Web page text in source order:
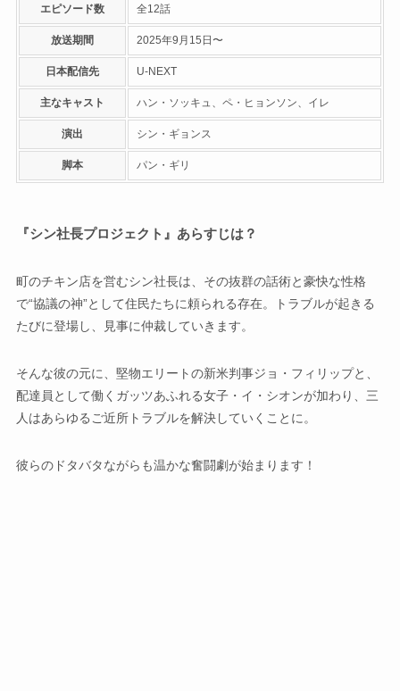
エピソード数 全12話
放送期間 2025年9月15日〜
日本配信先 U-NEXT
主なキャスト ハン・ソッキュ、ペ・ヒョンソン、イレ
演出 シン・ギョンス
脚本 パン・ギリ
『シン社長プロジェクト』あらすじは？
町のチキン店を営むシン社長は、その抜群の話術と豪快な性格
で“協議の神”として住民たちに頼られる存在。トラブルが起きる
たびに登場し、見事に仲裁していきます。
そんな彼の元に、堅物エリートの新米判事ジョ・フィリップと、
配達員として働くガッツあふれる女子・イ・シオンが加わり、三
人はあらゆるご近所トラブルを解決していくことに。
彼らのドタバタながらも温かな奮闘劇が始まります！